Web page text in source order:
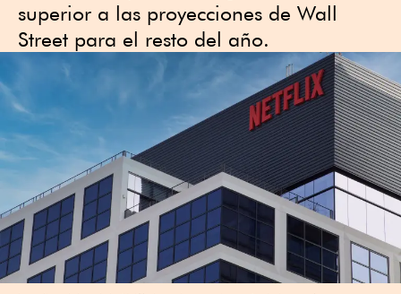
superior a las proyecciones de Wall
Street para el resto del año.